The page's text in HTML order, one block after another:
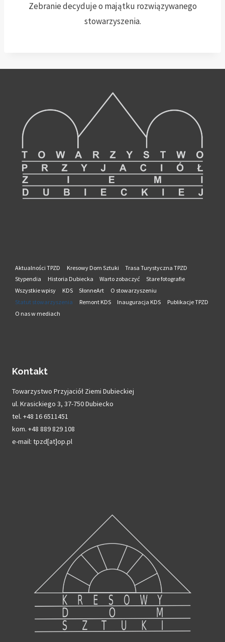
Zebranie decyduje o majątku rozwiązywanego
stowarzyszenia.
Aktualności TPZD Kresowy Dom Sztuki
Trasa Turystyczna TPZD
Stypendia
Historia Dubiecka Warto zobaczyć
Stare fotografie
Wszystkie wpisy
KDS SłonneArt
O stowarzyszeniu
Statut stowarzyszenia
Remont KDS Inauguracja KDS
Publikacje TPZD
O nas w mediach
Kontakt
Towarzystwo Przyjaciół Ziemi Dubieckiej
ul. Krasickiego 3, 37-750 Dubiecko
tel. +48 16 6511451
kom. +48 889 829 108
e-mail: tpzd[at]op.pl